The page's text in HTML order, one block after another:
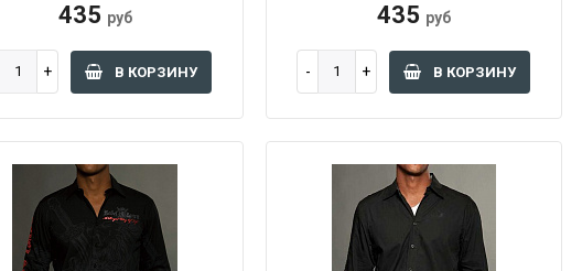
435 руб
В КОРЗИНУ
435 руб
В КОРЗИНУ